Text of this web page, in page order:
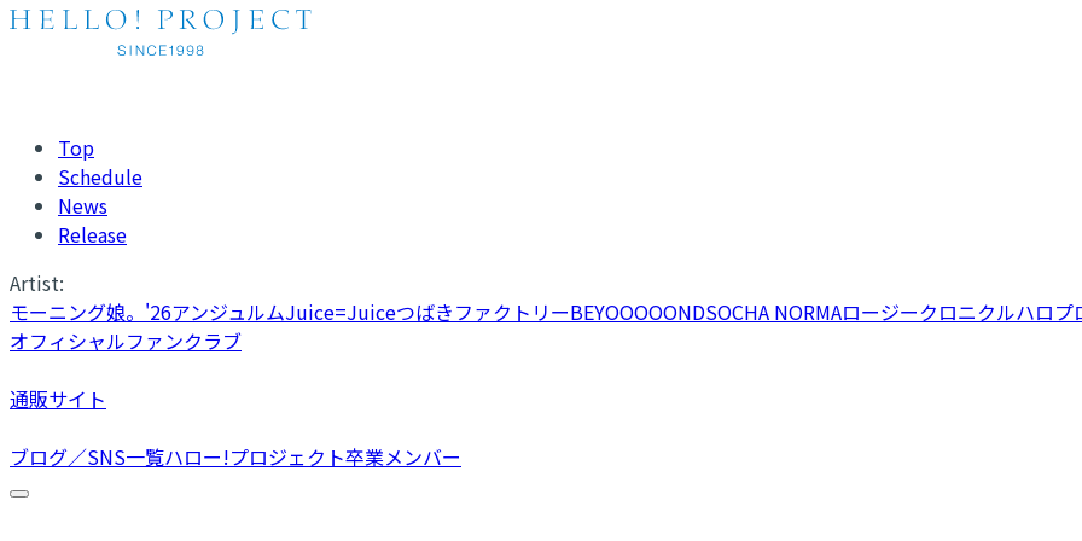
Top
Schedule
News
Release
Artist:
モーニング娘。'26アンジュルムJuice=JuiceつばきファクトリーBEYOOOOONDSOCHA NORMAロージークロニクルハロプ
オフィシャルファンクラブ
通販サイト
ブログ／SNS一覧ハロー!プロジェクト卒業メンバー